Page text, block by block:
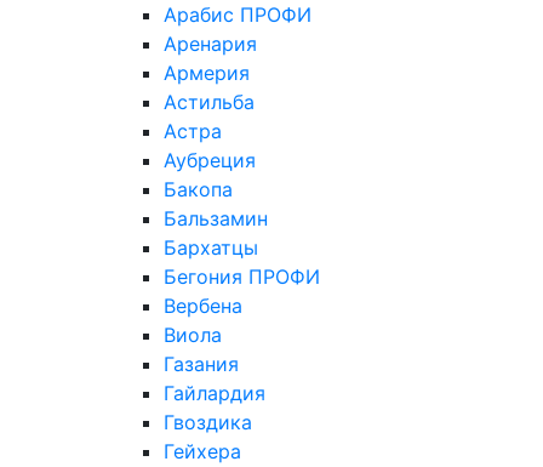
Арабис ПРОФИ
Аренария
Армерия
Астильба
Астра
Аубреция
Бакопа
Бальзамин
Бархатцы
Бегония ПРОФИ
Вербена
Виола
Газания
Гайлардия
Гвоздика
Гейхера